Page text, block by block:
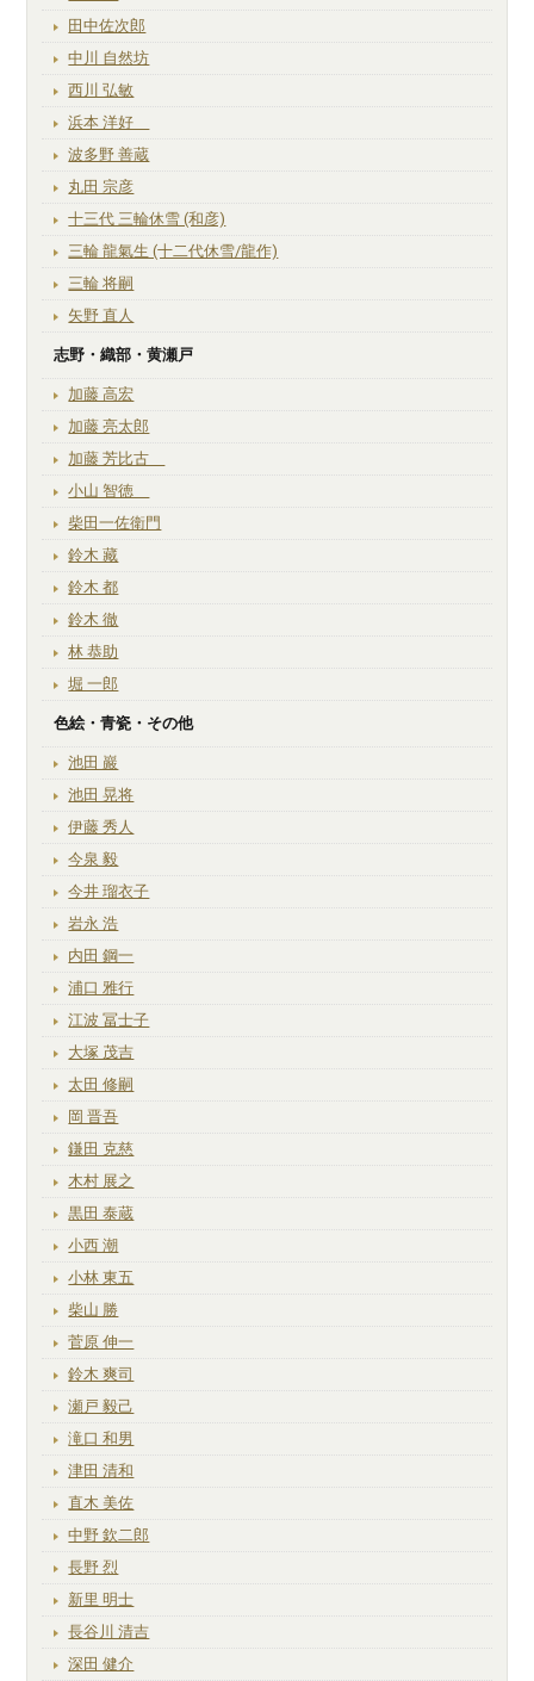
田中佐次郎
中川 自然坊
西川 弘敏
浜本 洋好
波多野 善蔵
丸田 宗彦
十三代 三輪休雪 (和彦)
三輪 龍氣生 (十二代休雪/龍作)
三輪 将嗣
矢野 直人
志野・織部・黄瀬戸
加藤 高宏
加藤 亮太郎
加藤 芳比古
小山 智徳
柴田一佐衛門
鈴木 藏
鈴木 都
鈴木 徹
林 恭助
堀 一郎
色絵・青瓷・その他
池田 巖
池田 晃将
伊藤 秀人
今泉 毅
今井 瑠衣子
岩永 浩
内田 鋼一
浦口 雅行
江波 冨士子
大塚 茂吉
太田 修嗣
岡 晋吾
鎌田 克慈
木村 展之
黒田 泰蔵
小西 潮
小林 東五
柴山 勝
菅原 伸一
鈴木 爽司
瀬戸 毅己
滝口 和男
津田 清和
直木 美佐
中野 欽二郎
長野 烈
新里 明士
長谷川 清吉
深田 健介